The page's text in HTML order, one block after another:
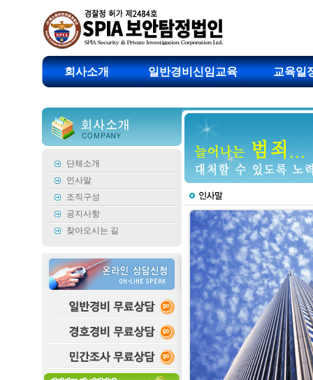
회사소개 일반경비신임교육 교육일
단체소개
인사말
조직구성
공지사항
찾아오시는 길